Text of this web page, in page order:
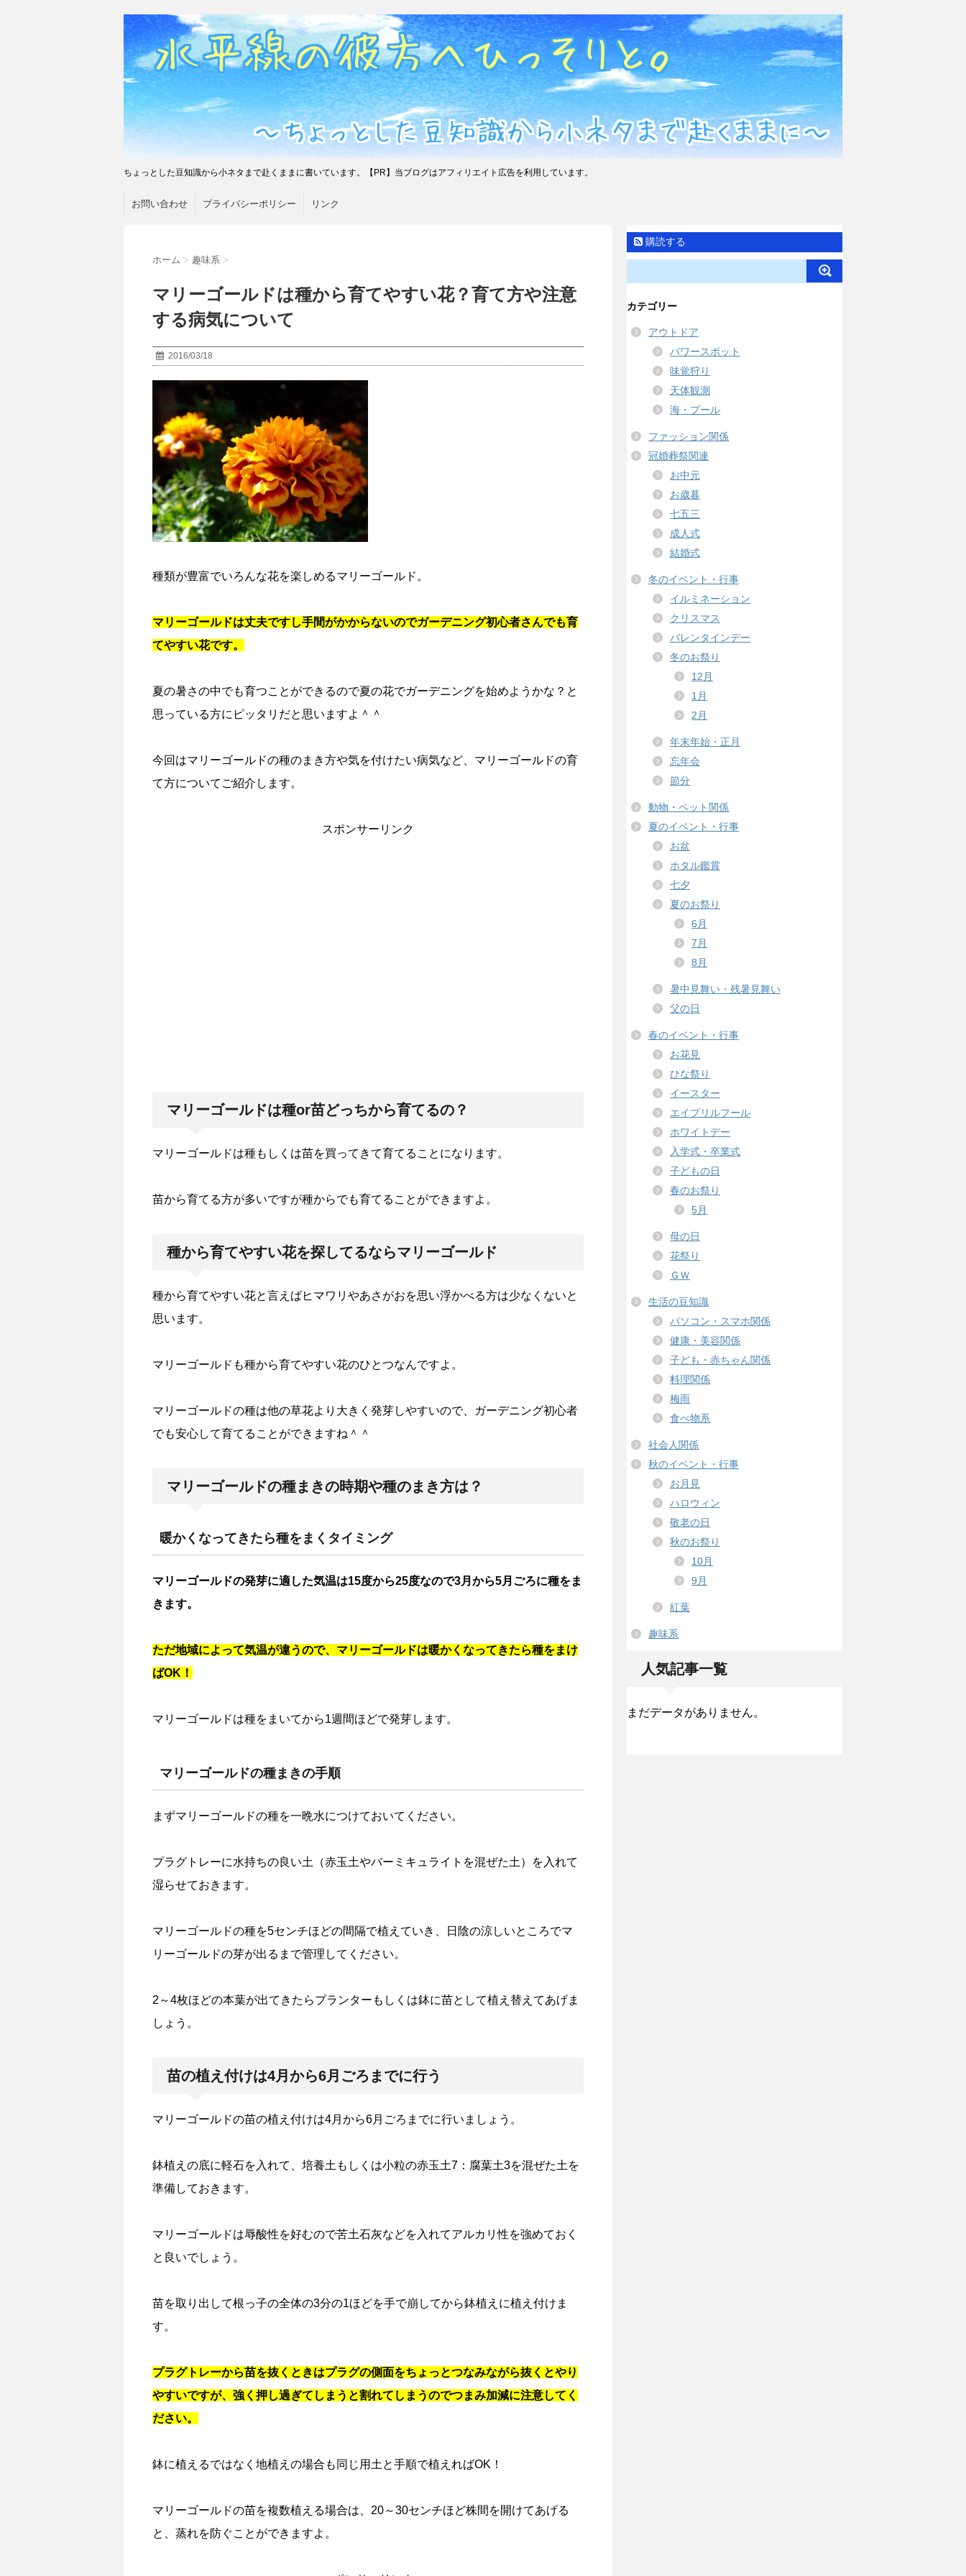
ちょっとした豆知識から小ネタまで赴くままに書いています。【PR】当ブログはアフィリエイト広告を利用しています。
お問い合わせ プライバシーポリシー リンク
ホーム > 趣味系 >
マリーゴールドは種から育てやすい花？育て方や注意
する病気について
2016/03/18
種類が豊富でいろんな花を楽しめるマリーゴールド。
マリーゴールドは丈夫ですし手間がかからないのでガーデニング初心者さんでも育
てやすい花です。
夏の暑さの中でも育つことができるので夏の花でガーデニングを始めようかな？と
思っている方にピッタリだと思いますよ＾＾
今回はマリーゴールドの種のまき方や気を付けたい病気など、マリーゴールドの育
て方についてご紹介します。
スポンサーリンク
マリーゴールドは種or苗どっちから育てるの？
マリーゴールドは種もしくは苗を買ってきて育てることになります。
苗から育てる方が多いですが種からでも育てることができますよ。
種から育てやすい花を探してるならマリーゴールド
種から育てやすい花と言えばヒマワリやあさがおを思い浮かべる方は少なくないと
思います。
マリーゴールドも種から育てやすい花のひとつなんですよ。
マリーゴールドの種は他の草花より大きく発芽しやすいので、ガーデニング初心者
でも安心して育てることができますね＾＾
マリーゴールドの種まきの時期や種のまき方は？
暖かくなってきたら種をまくタイミング
マリーゴールドの発芽に適した気温は15度から25度なので3月から5月ごろに種をま
きます。
ただ地域によって気温が違うので、マリーゴールドは暖かくなってきたら種をまけ
ばOK！
マリーゴールドは種をまいてから1週間ほどで発芽します。
マリーゴールドの種まきの手順
まずマリーゴールドの種を一晩水につけておいてください。
プラグトレーに水持ちの良い土（赤玉土やバーミキュライトを混ぜた土）を入れて
湿らせておきます。
マリーゴールドの種を5センチほどの間隔で植えていき、日陰の涼しいところでマ
リーゴールドの芽が出るまで管理してください。
2～4枚ほどの本葉が出てきたらプランターもしくは鉢に苗として植え替えてあげま
しょう。
苗の植え付けは4月から6月ごろまでに行う
マリーゴールドの苗の植え付けは4月から6月ごろまでに行いましょう。
鉢植えの底に軽石を入れて、培養土もしくは小粒の赤玉土7：腐葉土3を混ぜた土を
準備しておきます。
マリーゴールドは辱酸性を好むので苦土石灰などを入れてアルカリ性を強めておく
と良いでしょう。
苗を取り出して根っ子の全体の3分の1ほどを手で崩してから鉢植えに植え付けま
す。
プラグトレーから苗を抜くときはプラグの側面をちょっとつなみながら抜くとやり
やすいですが、強く押し過ぎてしまうと割れてしまうのでつまみ加減に注意してく
ださい。
鉢に植えるではなく地植えの場合も同じ用土と手順で植えればOK！
マリーゴールドの苗を複数植える場合は、20～30センチほど株間を開けてあげる
と、蒸れを防ぐことができますよ。
購読する
カテゴリー
アウトドア
パワースポット
味覚狩り
天体観測
海・プール
ファッション関係
冠婚葬祭関連
お中元
お歳暮
七五三
成人式
結婚式
冬のイベント・行事
イルミネーション
クリスマス
バレンタインデー
冬のお祭り
12月
1月
2月
年末年始・正月
忘年会
節分
動物・ペット関係
夏のイベント・行事
お盆
ホタル鑑賞
七夕
夏のお祭り
6月
7月
8月
暑中見舞い・残暑見舞い
父の日
春のイベント・行事
お花見
ひな祭り
イースター
エイプリルフール
ホワイトデー
入学式・卒業式
子どもの日
春のお祭り
5月
母の日
花祭り
ＧＷ
生活の豆知識
パソコン・スマホ関係
健康・美容関係
子ども・赤ちゃん関係
料理関係
梅雨
食べ物系
社会人関係
秋のイベント・行事
お月見
ハロウィン
敬老の日
秋のお祭り
10月
9月
紅葉
趣味系
人気記事一覧
まだデータがありません。